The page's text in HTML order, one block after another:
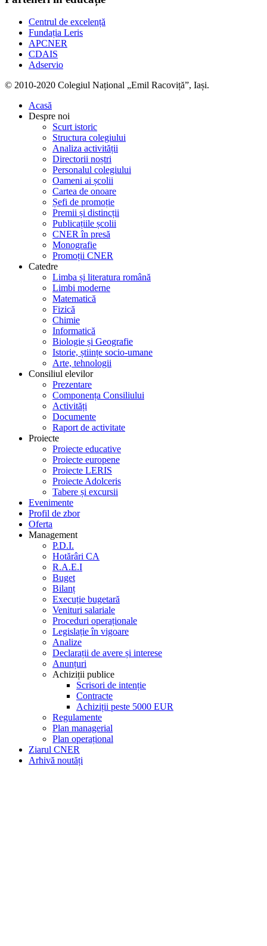
Centrul de excelență
Fundația Leris
APCNER
CDAIS
Adservio
© 2010-2020 Colegiul Național „Emil Racoviță”, Iași.
Acasă
Despre noi
Scurt istoric
Structura colegiului
Analiza activității
Directorii noștri
Personalul colegiului
Oameni ai școlii
Cartea de onoare
Șefi de promoție
Premii și distincții
Publicațiile școlii
CNER în presă
Monografie
Promoții CNER
Catedre
Limba și literatura română
Limbi moderne
Matematică
Fizică
Chimie
Informatică
Biologie și Geografie
Istorie, științe socio-umane
Arte, tehnologii
Consiliul elevilor
Prezentare
Componența Consiliului
Activități
Documente
Raport de activitate
Proiecte
Proiecte educative
Proiecte europene
Proiecte LERIS
Proiecte Adolceris
Tabere și excursii
Evenimente
Profil de zbor
Oferta
Management
P.D.I.
Hotărâri CA
R.A.E.I
Buget
Bilanț
Execuție bugetară
Venituri salariale
Proceduri operaționale
Legislație în vigoare
Analize
Declarații de avere și interese
Anunțuri
Achiziții publice
Scrisori de intenție
Contracte
Achiziții peste 5000 EUR
Regulamente
Plan managerial
Plan operațional
Ziarul CNER
Arhivă noutăți